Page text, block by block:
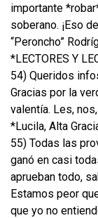
importante
soberano. ¡Eso
“Peroncho”
*LECTORES Y
54) Queridos
Gracias por la
valentía. Les,
*Lucila, Alta
55) Todas las
ganó en casi
aprueban todo,
Estamos peor
que yo no